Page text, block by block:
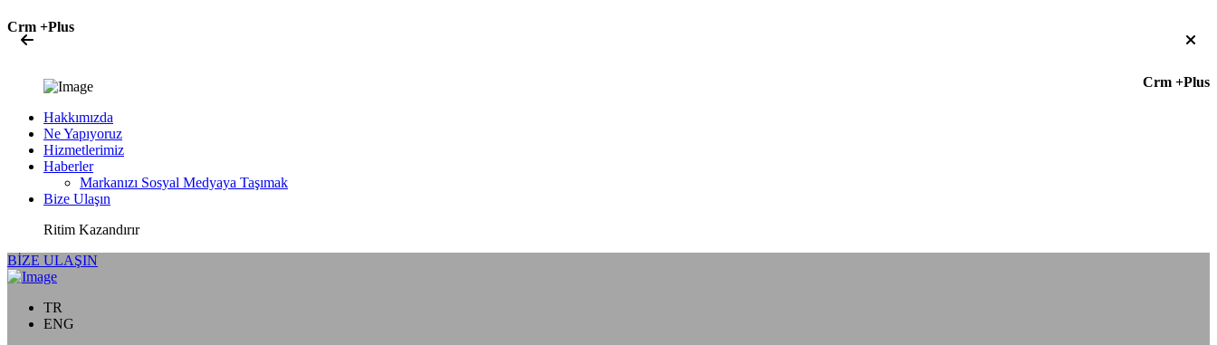
Crm +Plus
Crm +Plus
Hakkımızda
Ne Yapıyoruz
Hizmetlerimiz
Haberler
Markanızı Sosyal Medyaya Taşımak
Bize Ulaşın
Ritim Kazandırır
BİZE ULAŞIN
TR
ENG